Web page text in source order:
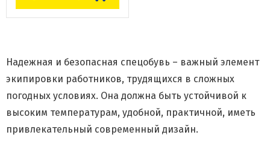
Надежная и безопасная спецобувь – важный элемент
экипировки работников, трудящихся в сложных
погодных условиях. Она должна быть устойчивой к
высоким температурам, удобной, практичной, иметь
привлекательный современный дизайн.